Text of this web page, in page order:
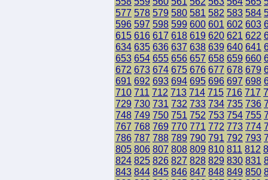
577 578 579 580 581 582 583 584
596 597 598 599 600 601 602 603
615 616 617 618 619 620 621 622
634 635 636 637 638 639 640 641
653 654 655 656 657 658 659 660
672 673 674 675 676 677 678 679
691 692 693 694 695 696 697 698
710 711 712 713 714 715 716 717
729 730 731 732 733 734 735 736
748 749 750 751 752 753 754 755
767 768 769 770 771 772 773 774
786 787 788 789 790 791 792 793
805 806 807 808 809 810 811 812
824 825 826 827 828 829 830 831
843 844 845 846 847 848 849 850